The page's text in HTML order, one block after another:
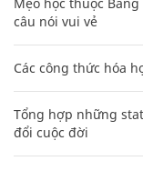
câu nói vui vẻ
Các công thức hóa
Tổng hợp những
đổi cuộc đời